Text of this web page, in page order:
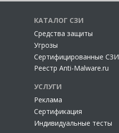
КАТАЛОГ СЗИ
Cредства защиты
Угрозы
Сертифицированные СЗИ
Реестр Anti-Malware.ru
УСЛУГИ
Реклама
Сертификация
Индивидуальные тесты